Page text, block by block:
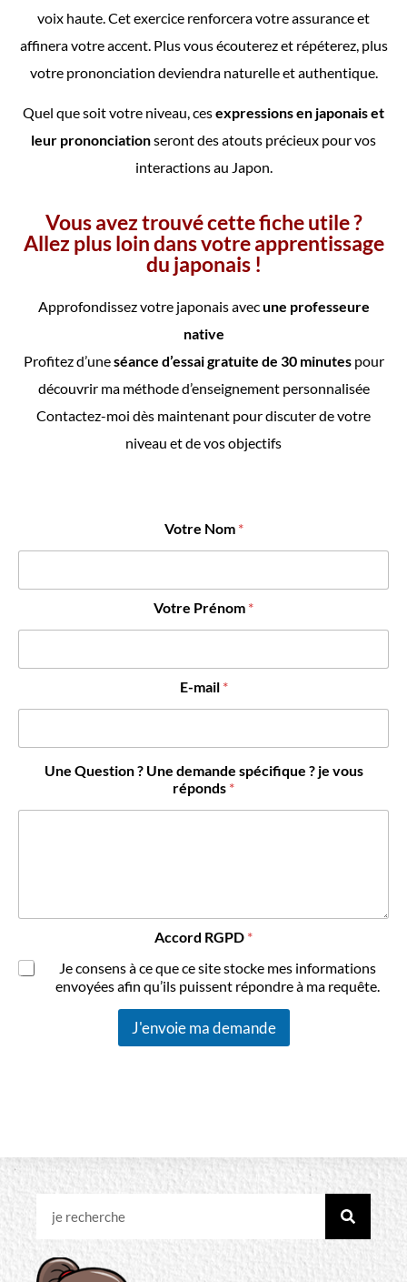
voix haute. Cet exercice renforcera votre assurance et
affinera votre accent. Plus vous écouterez et répéterez, plus
votre prononciation deviendra naturelle et authentique.
Quel que soit votre niveau, cesexpressions en japonais et
leur prononciationseront des atouts précieux pour vos
interactions au Japon.
Vous avez trouvé cette fiche utile ?
Allez plus loin dans votre apprentissage
du japonais !
Approfondissez votre japonais avecune professeure
native
Profitez d’uneséance d’essai gratuite de 30 minutespour
découvrir ma méthode d’enseignement personnalisée
Contactez-moi dès maintenant pour discuter de votre
niveau et de vos objectifs
Votre Nom *
Votre Prénom *
E-mail *
Une Question ? Une demande spécifique ? je vous
réponds *
Accord RGPD *
Je consens à ce que ce site stocke mes informations
envoyées afin qu’ils puissent répondre à ma requête.
J'envoie ma demande